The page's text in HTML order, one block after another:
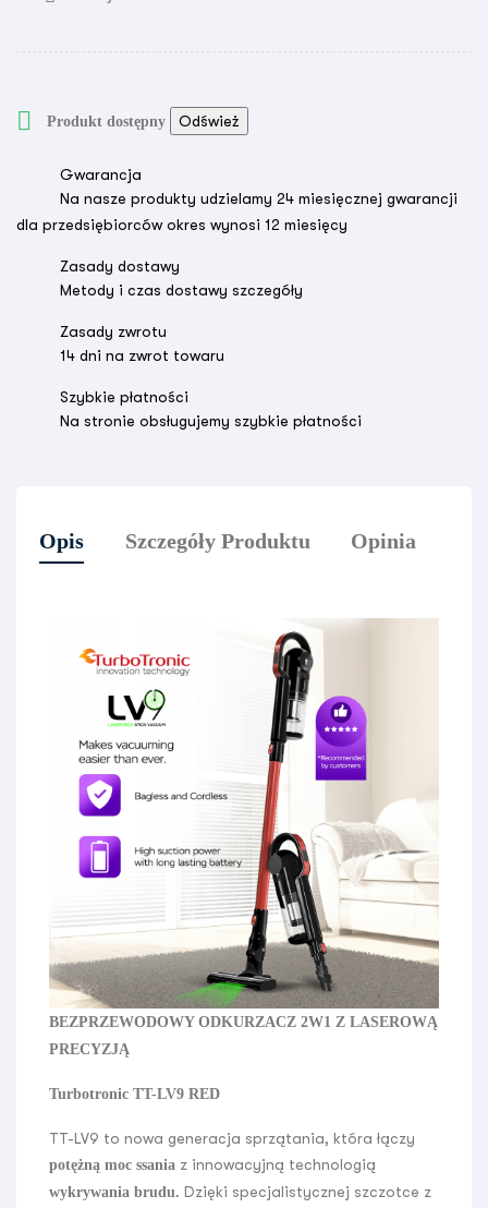
 Produkt dostępny
Gwarancja
Na nasze produkty udzielamy 24 miesięcznej gwarancji
dla przedsiębiorców okres wynosi 12 miesięcy
Zasady dostawy
Metody i czas dostawy szczegóły
Zasady zwrotu
14 dni na zwrot towaru
Szybkie płatności
Na stronie obsługujemy szybkie płatności
Opis Szczegóły Produktu Opinia
BEZPRZEWODOWY ODKURZACZ 2W1 Z LASEROWĄ
PRECYZJĄ
Turbotronic TT-LV9 RED
TT-LV9 to nowa generacja sprzątania, która łączy
potężną moc ssania z innowacyjną technologią
wykrywania brudu. Dzięki specjalistycznej szczotce z